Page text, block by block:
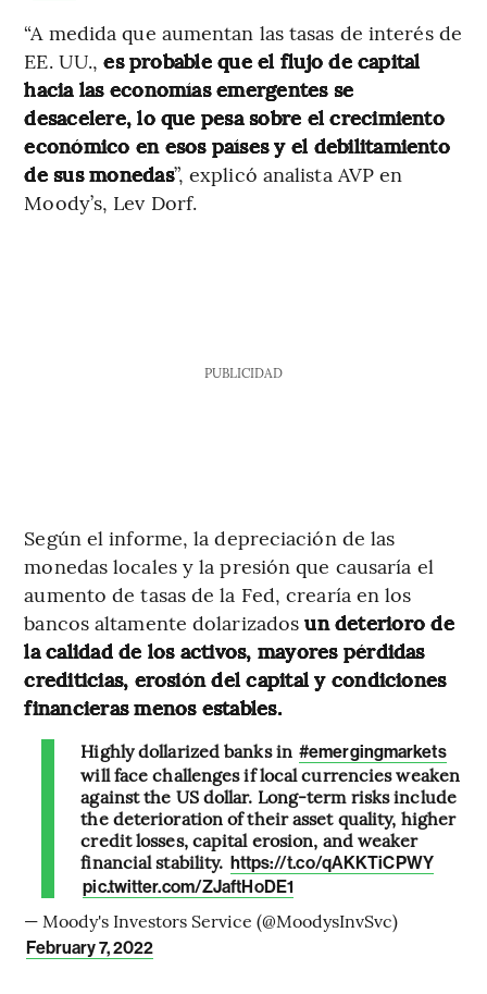
“A medida que aumentan las tasas de interés de
EE. UU.,es probable que el flujo de capital
hacia las economías emergentes se
desacelere, lo que pesa sobre el crecimiento
económico en esos países y el debilitamiento
de sus monedas”, explicó analista AVP en
Moody’s, Lev Dorf.
PUBLICIDAD
Según el informe, la depreciación de las
monedas locales y la presión que causaría el
aumento de tasas de la Fed, crearía en los
bancos altamente dolarizadosun deterioro de
la calidad de los activos, mayores pérdidas
crediticias, erosión del capital y condiciones
financieras menos estables.
Highly dollarized banks in #emergingmarkets
will face challenges if local currencies weaken
against the US dollar. Long-term risks include
the deterioration of their asset quality, higher
credit losses, capital erosion, and weaker
financial stability. https://t.co/qAKKTiCPWY
pic.twitter.com/ZJaftHoDE1
— Moody's Investors Service (@MoodysInvSvc)
February 7, 2022